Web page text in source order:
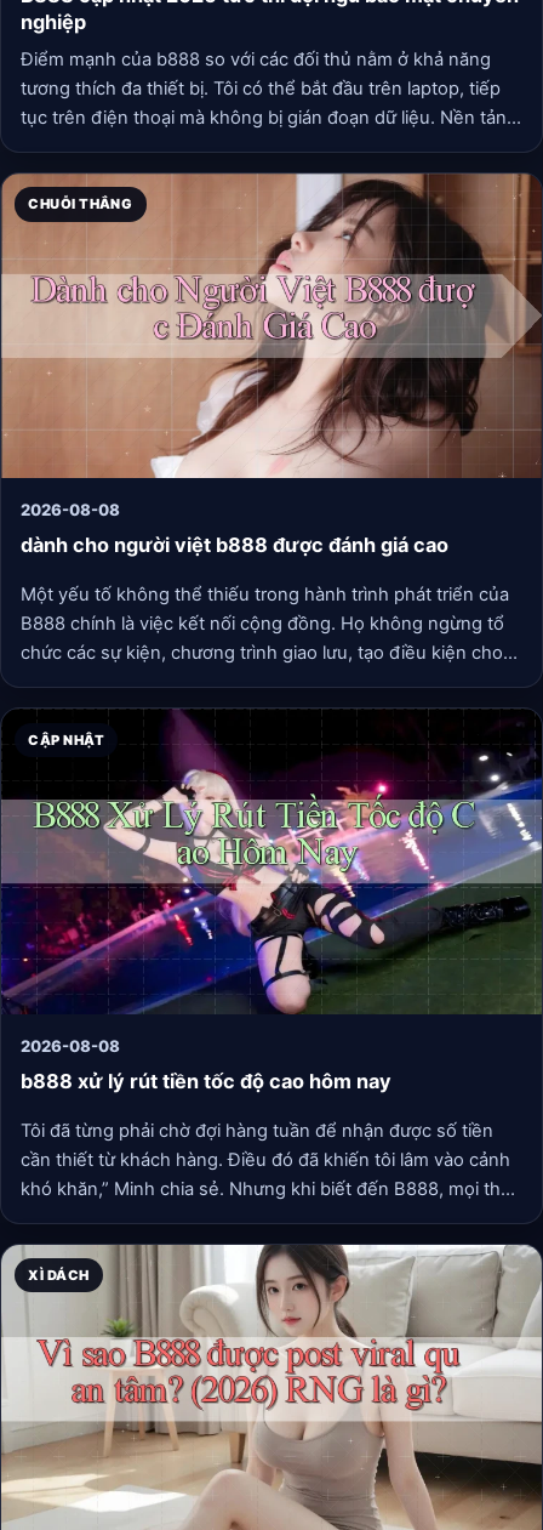
nghiệp
Điểm mạnh của b888 so với các đối thủ nằm ở khả năng
tương thích đa thiết bị. Tôi có thể bắt đầu trên laptop, tiếp
tục trên điện thoại mà không bị gián đoạn dữ liệu. Nền tảng
A có tốc độ ngang bằng nhưng thiếu ứng dụng di động ổn
định. Nền tảng B có giao diện dễ nhìn hơn một chút nhưng
chậm hơn đáng kể khi tải dữ liệu lịch sử.
CHUỖI THẮNG
2026-08-08
dành cho người việt b888 được đánh giá cao
Một yếu tố không thể thiếu trong hành trình phát triển của
B888 chính là việc kết nối cộng đồng. Họ không ngừng tổ
chức các sự kiện, chương trình giao lưu, tạo điều kiện cho
người dùng có cơ hội gặp gỡ và chia sẻ kinh nghiệm. Điều
này không chỉ giúp thắt chặt mối quan hệ giữa B888 và
người dùng mà còn tạo ra một cộng đồng vững mạnh, chia
sẻ những niềm vui và nỗi buồn trong cuộc sống.
CẬP NHẬT
2026-08-08
b888 xử lý rút tiền tốc độ cao hôm nay
Tôi đã từng phải chờ đợi hàng tuần để nhận được số tiền
cần thiết từ khách hàng. Điều đó đã khiến tôi lâm vào cảnh
khó khăn,” Minh chia sẻ. Nhưng khi biết đến B888, mọi thứ
đã thay đổi. “Với B888, tiền vào tài khoản tôi chỉ mất có vài
phút! Điều đó có nghĩa là tôi có thể tái đầu tư ngay lập tức.
XÌ DÁCH